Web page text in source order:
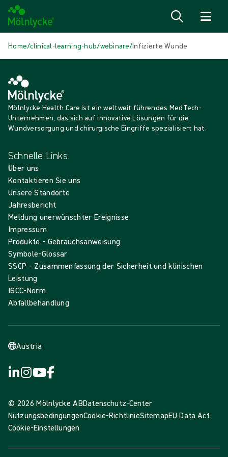
Home/clinical-learning-hub/webinare/Infizierte Wunde
Mölnlycke Health Care ist ein weltweit führendes MedTech-
Unternehmen, das sich auf innovative Lösungen für die
Wundversorgung und chirurgische Eingriffe spezialisiert hat.
Schnelle Links
Über uns
Kontaktieren Sie uns
Unsere Standorte
Jahresbericht
Meldung unerwünschter Ereignisse
Impressum
Produkte - Gebrauchsanweisung
Symbole-Glossar
SSCP - Zusammenfassung der Sicherheit und klinischen
Leistung
ISCC-Norm
Abfallbehandlung
Austria
© 2026 Mölnlycke ABDatenschutz-Center
NutzungsbedingungenCookie-RichtlinieSitemapEU Data Act
Cookie-Einstellungen